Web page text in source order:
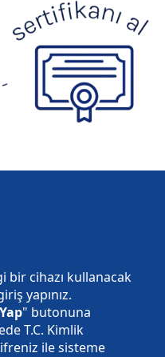
cihazı kullanacak
yapınız.
" butonuna
T.C. Kimlik
ile sisteme